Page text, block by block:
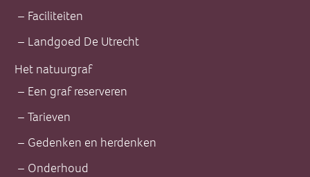
Faciliteiten
Landgoed De Utrecht
Het natuurgraf
Een graf reserveren
Tarieven
Gedenken en herdenken
Onderhoud